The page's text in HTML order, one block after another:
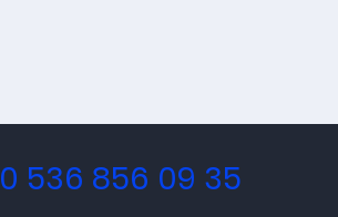
0 536 856 09 35